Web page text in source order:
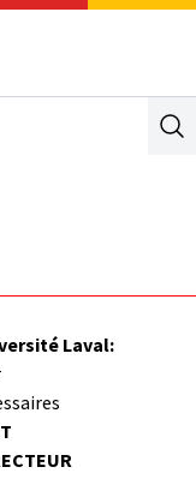
Laval: